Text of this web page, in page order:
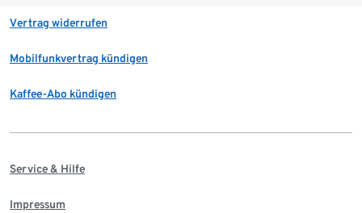
Vertrag widerrufen
Mobilfunkvertrag kündigen
Kaffee-Abo kündigen
Service & Hilfe
Impressum